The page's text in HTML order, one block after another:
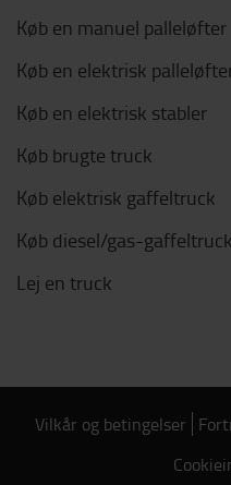
Køb en manuel palleløfter
Køb en elektrisk
Køb en elektrisk stabler
Køb brugte truck
Køb elektrisk gaffeltruck
Køb diesel/gas-gaffeltruck
Lej en truck
Vilkår og betingelser